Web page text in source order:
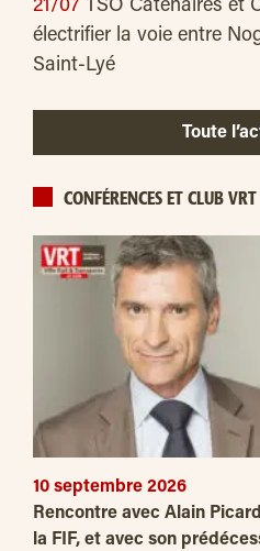
21/07 TSO Caténaires et
électrifier la voie entre
Saint-Lyé
Toute
CONFÉRENCES ET CLUB VRT
10 septembre 2026
Rencontre avec Alain
la FIF, et avec son